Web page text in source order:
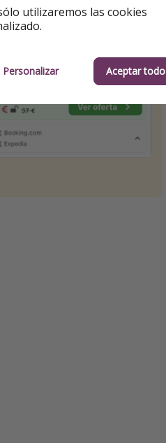
utilizaremos las cookies
Personalizar Aceptar todo